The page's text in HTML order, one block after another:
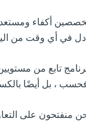
أكفاء
تابع من